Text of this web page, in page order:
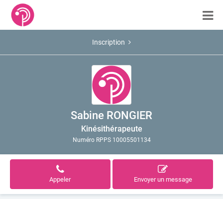
Inscription
Sabine RONGIER
Kinésithérapeute
Numéro RPPS 10005501134
Appeler Envoyer un message